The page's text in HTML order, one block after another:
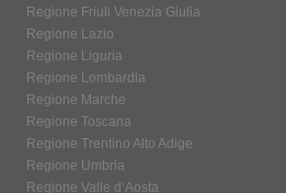
Regione Friuli Venezia Giulia
Regione Lazio
Regione Liguria
Regione Lombardia
Regione Marche
Regione Toscana
Regione Trentino Alto Adige
Regione Umbria
Regione Valle d’Aosta